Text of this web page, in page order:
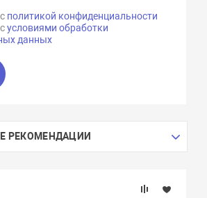
политикой конфиденциальности
сусловиями обработки
данных
РЕКОМЕНДАЦИИ